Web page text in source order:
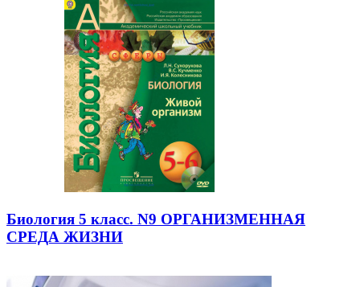
Биология 5 класс. N9 ОРГАНИЗМЕННАЯ
СРЕДА ЖИЗНИ